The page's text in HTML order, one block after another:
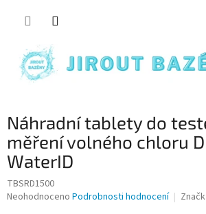
Náhradní tablety do
měření volného chloru
WaterID
TBSRD1500
Průměrné hodnocení produktu je 0,0 z 5
Neohodnoceno Podrobnosti hodnocení